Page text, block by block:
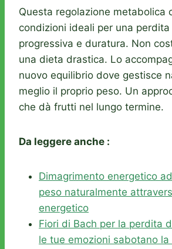
Questa regolazione metabolica
condizioni ideali per una
progressiva e duratura. Non
una dieta drastica. Lo
nuovo equilibrio dove gestisce
meglio il proprio peso. Un
che dà frutti nel lungo termine.
Da leggere anche :
Dimagrimento energetico
peso naturalmente
energetico
Fiori di Bach per la perdita
le tue emozioni sabotano la